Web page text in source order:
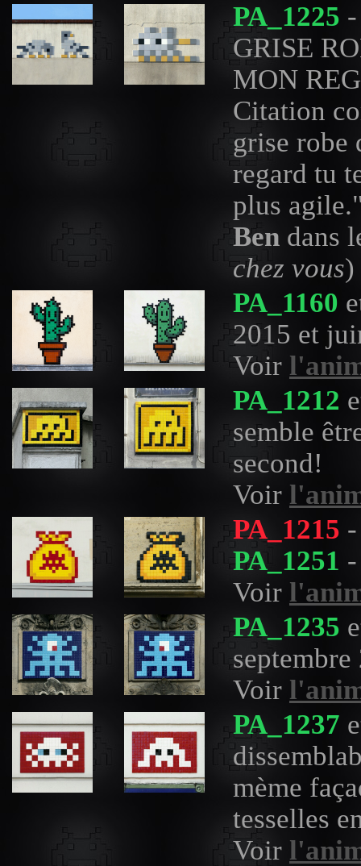
PA_1225
GRISE
MON
Citation
grise robe
regard tu
plus
Ben dans
chez vous)
PA_1160
2015 et
Voir
PA_1212
semble
second!
Voir
PA_1215
PA_1251
Voir
PA_1235
septembre
Voir
PA_1237
mème
tesselles
Voir